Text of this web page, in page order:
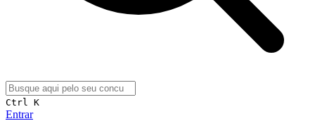
Ctrl K
Entrar